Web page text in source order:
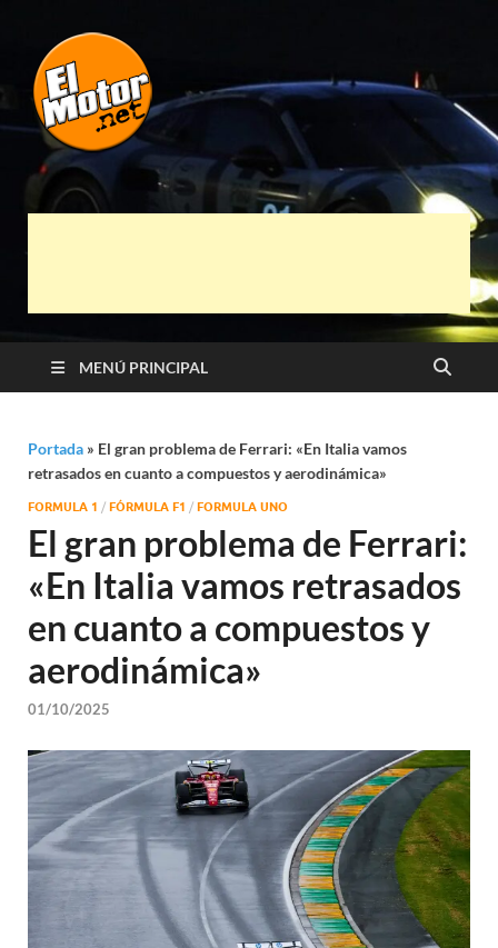
El Motor punto
Net
Automóviles
MENÚ PRINCIPAL
Portada » El gran problema de Ferrari: «En Italia vamos
retrasados en cuanto a compuestos y aerodinámica»
FORMULA 1 / FÓRMULA F1 / FORMULA UNO
El gran problema de Ferrari:
«En Italia vamos retrasados
en cuanto a compuestos y
aerodinámica»
01/10/2025